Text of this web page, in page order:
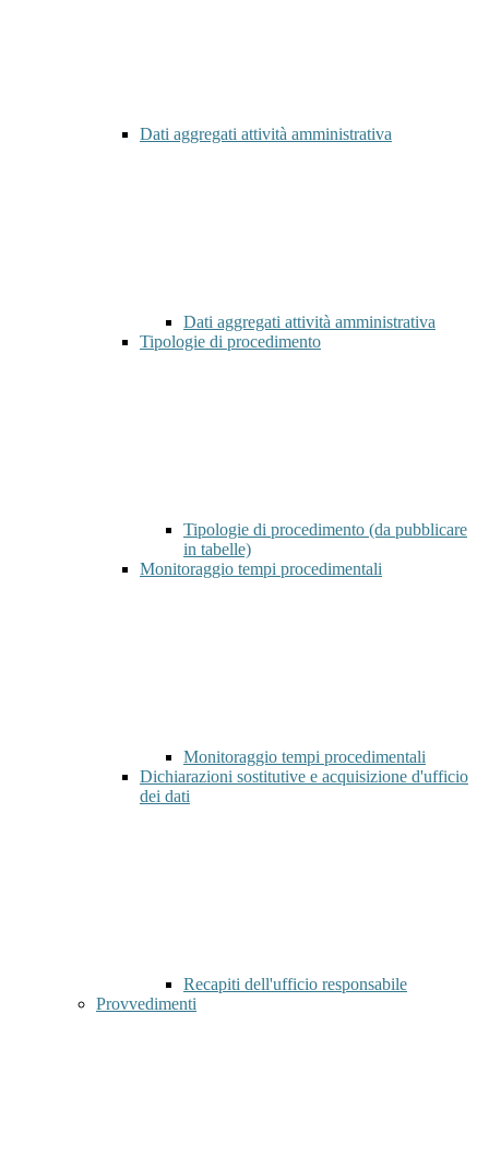
Dati aggregati attività amministrativa
Dati aggregati attività amministrativa
Tipologie di procedimento
Tipologie di procedimento (da pubblicare
in tabelle)
Monitoraggio tempi procedimentali
Monitoraggio tempi procedimentali
Dichiarazioni sostitutive e acquisizione d'ufficio
dei dati
Recapiti dell'ufficio responsabile
Provvedimenti